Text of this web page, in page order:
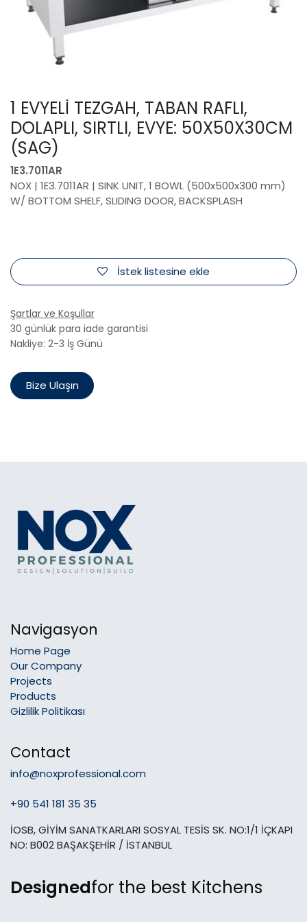
1 EVYELİ TEZGAH, TABAN RAFLI,
DOLAPLI, SIRTLI, EVYE: 50X50X30CM
(SAG)
1E3.7011AR
NOX | 1E3.7011AR | SINK UNIT, 1 BOWL (500x500x300 mm)
W/ BOTTOM SHELF, SLIDING DOOR, BACKSPLASH
İstek listesine ekle
Şartlar ve Koşullar
30 günlük para iade garantisi
Nakliye: 2-3 İş Günü
Bize Ulaşın
Navigasyon
Home Page
Our Company
Projects
Products
Gizlilik Politikası
Designedfor the best Kitchens
Contact
info@noxprofessional.com
+90 541 181 35 35
İOSB, GİYİM SANATKARLARI SOSYAL TESİS SK. NO:1/1 İÇKAPI
NO: B002 BAŞAKŞEHİR / İSTANBUL